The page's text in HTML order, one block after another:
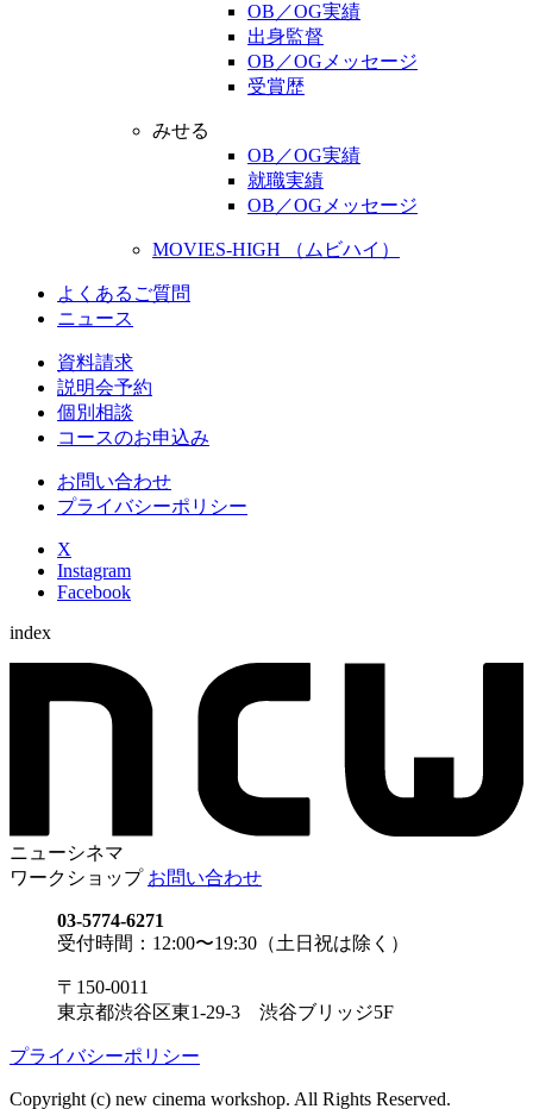
OB／OG実績
出身監督
OB／OGメッセージ
受賞歴
みせる
OB／OG実績
就職実績
OB／OGメッセージ
MOVIES-HIGH （ムビハイ）
よくあるご質問
ニュース
資料請求
説明会予約
個別相談
コースのお申込み
お問い合わせ
プライバシーポリシー
X
Instagram
Facebook
index
ニューシネマ
ワークショップ お問い合わせ
03-5774-6271
受付時間：12:00〜19:30（土日祝は除く）
〒150-0011
東京都渋谷区東1-29-3 渋谷ブリッジ5F
プライバシーポリシー
Copyright (c) new cinema workshop. All Rights Reserved.